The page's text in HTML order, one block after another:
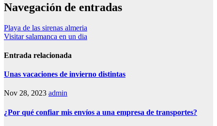
Navegación de entradas
Playa de las sirenas almeria
Visitar salamanca en un dia
Entrada relacionada
Unas vacaciones de invierno distintas
Nov 28, 2023 admin
¿Por qué confiar mis envíos a una empresa de transportes?